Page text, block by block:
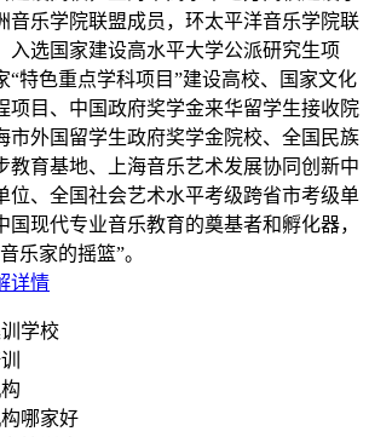
音乐学院联盟成员，环太平洋音乐学院联
入选国家建设高水平大学公派研究生项
“特色重点学科项目”建设高校、国家文化
项目、中国政府奖学金来华留学生接收院
市外国留学生政府奖学金院校、全国民族
教育基地、上海音乐艺术发展协同创新中
位、全国社会艺术水平考级跨省市考级单
国现代专业音乐教育的奠基者和孵化器，
乐家的摇篮”。
详情